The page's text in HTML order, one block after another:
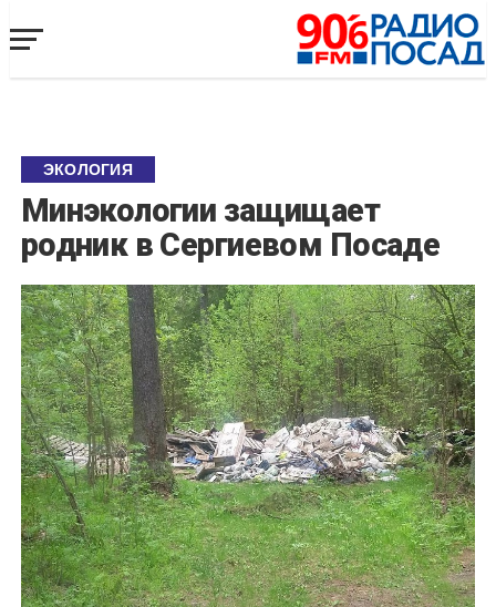
ЭКОЛОГИЯ
Минэкологии защищает
родник в Сергиевом Посаде